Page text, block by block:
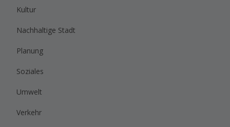
Kultur
Nachhaltige Stadt
Planung
Soziales
Umwelt
Verkehr